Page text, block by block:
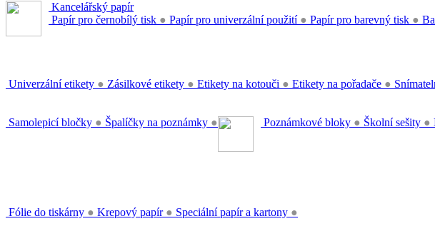
Kancelářský papír
Papír pro černobílý tisk ● Papír pro univerzální použití ● Papír pro barevný tisk ●
Univerzální etikety ● Zásilkové etikety ● Etikety na kotouči ● Etikety na pořadače ●
Samolepicí bločky ● Špalíčky na poznámky ● Poznámkové bloky ● Školní sešity ●
Fólie do tiskárny ● Krepový papír ● Speciální papír a kartony ●